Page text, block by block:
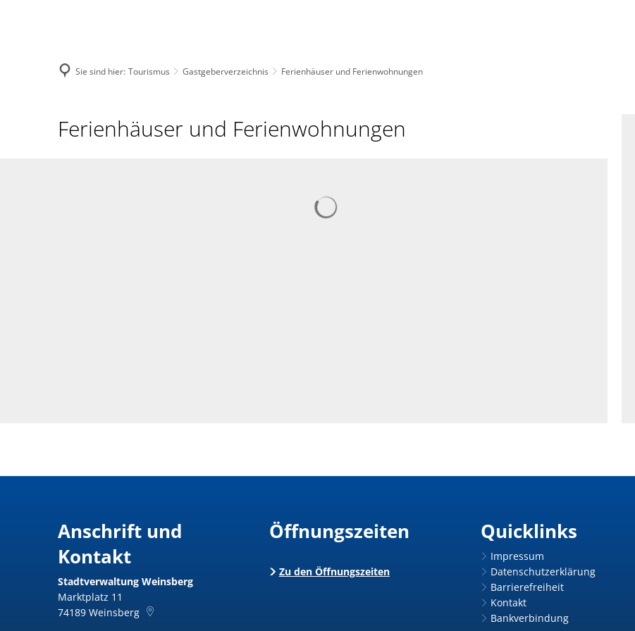
Sie sind hier: Tourismus Gastgeberverzeichnis Ferienhäuser und Ferienwohnungen
Ferienhäuser
Ferienhäuser und Ferienwohnungen
Anschrift und
Kontakt
Stadtverwaltung Weinsberg
Marktplatz 11
74189 Weinsberg
Öffnungszeiten
Zu den Öffnungszeiten
Quicklinks
Impressum
Datenschutzerklärung
Barrierefreiheit
Kontakt
Bankverbindung